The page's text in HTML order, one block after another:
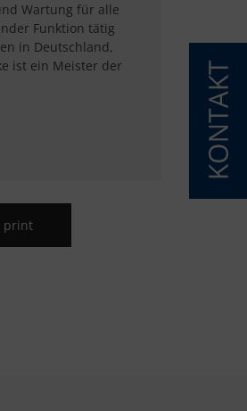
Wartung für alle
Funktion tätig
in Deutschland,
ist ein Meister der
print